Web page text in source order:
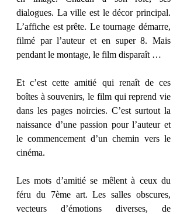
dialogues. La ville est le décor principal.
L’affiche est prête. Le tournage démarre,
filmé par l’auteur et en super 8. Mais
pendant le montage, le film disparaît …
Et c’est cette amitié qui renaît de ces
boîtes à souvenirs, le film qui reprend vie
dans les pages noircies. C’est surtout la
naissance d’une passion pour l’auteur et
le commencement d’un chemin vers le
cinéma.
Les mots d’amitié se mêlent à ceux du
féru du 7ème art. Les salles obscures,
vecteurs d’émotions diverses, de